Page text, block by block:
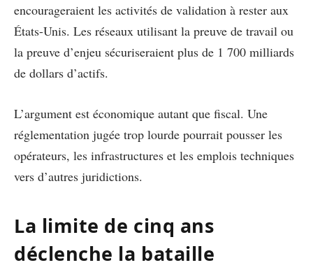
encourageraient les activités de validation à rester aux
États-Unis. Les réseaux utilisant la preuve de travail ou
la preuve d’enjeu sécuriseraient plus de 1 700 milliards
de dollars d’actifs.
L’argument est économique autant que fiscal. Une
réglementation jugée trop lourde pourrait pousser les
opérateurs, les infrastructures et les emplois techniques
vers d’autres juridictions.
La limite de cinq ans
déclenche la bataille